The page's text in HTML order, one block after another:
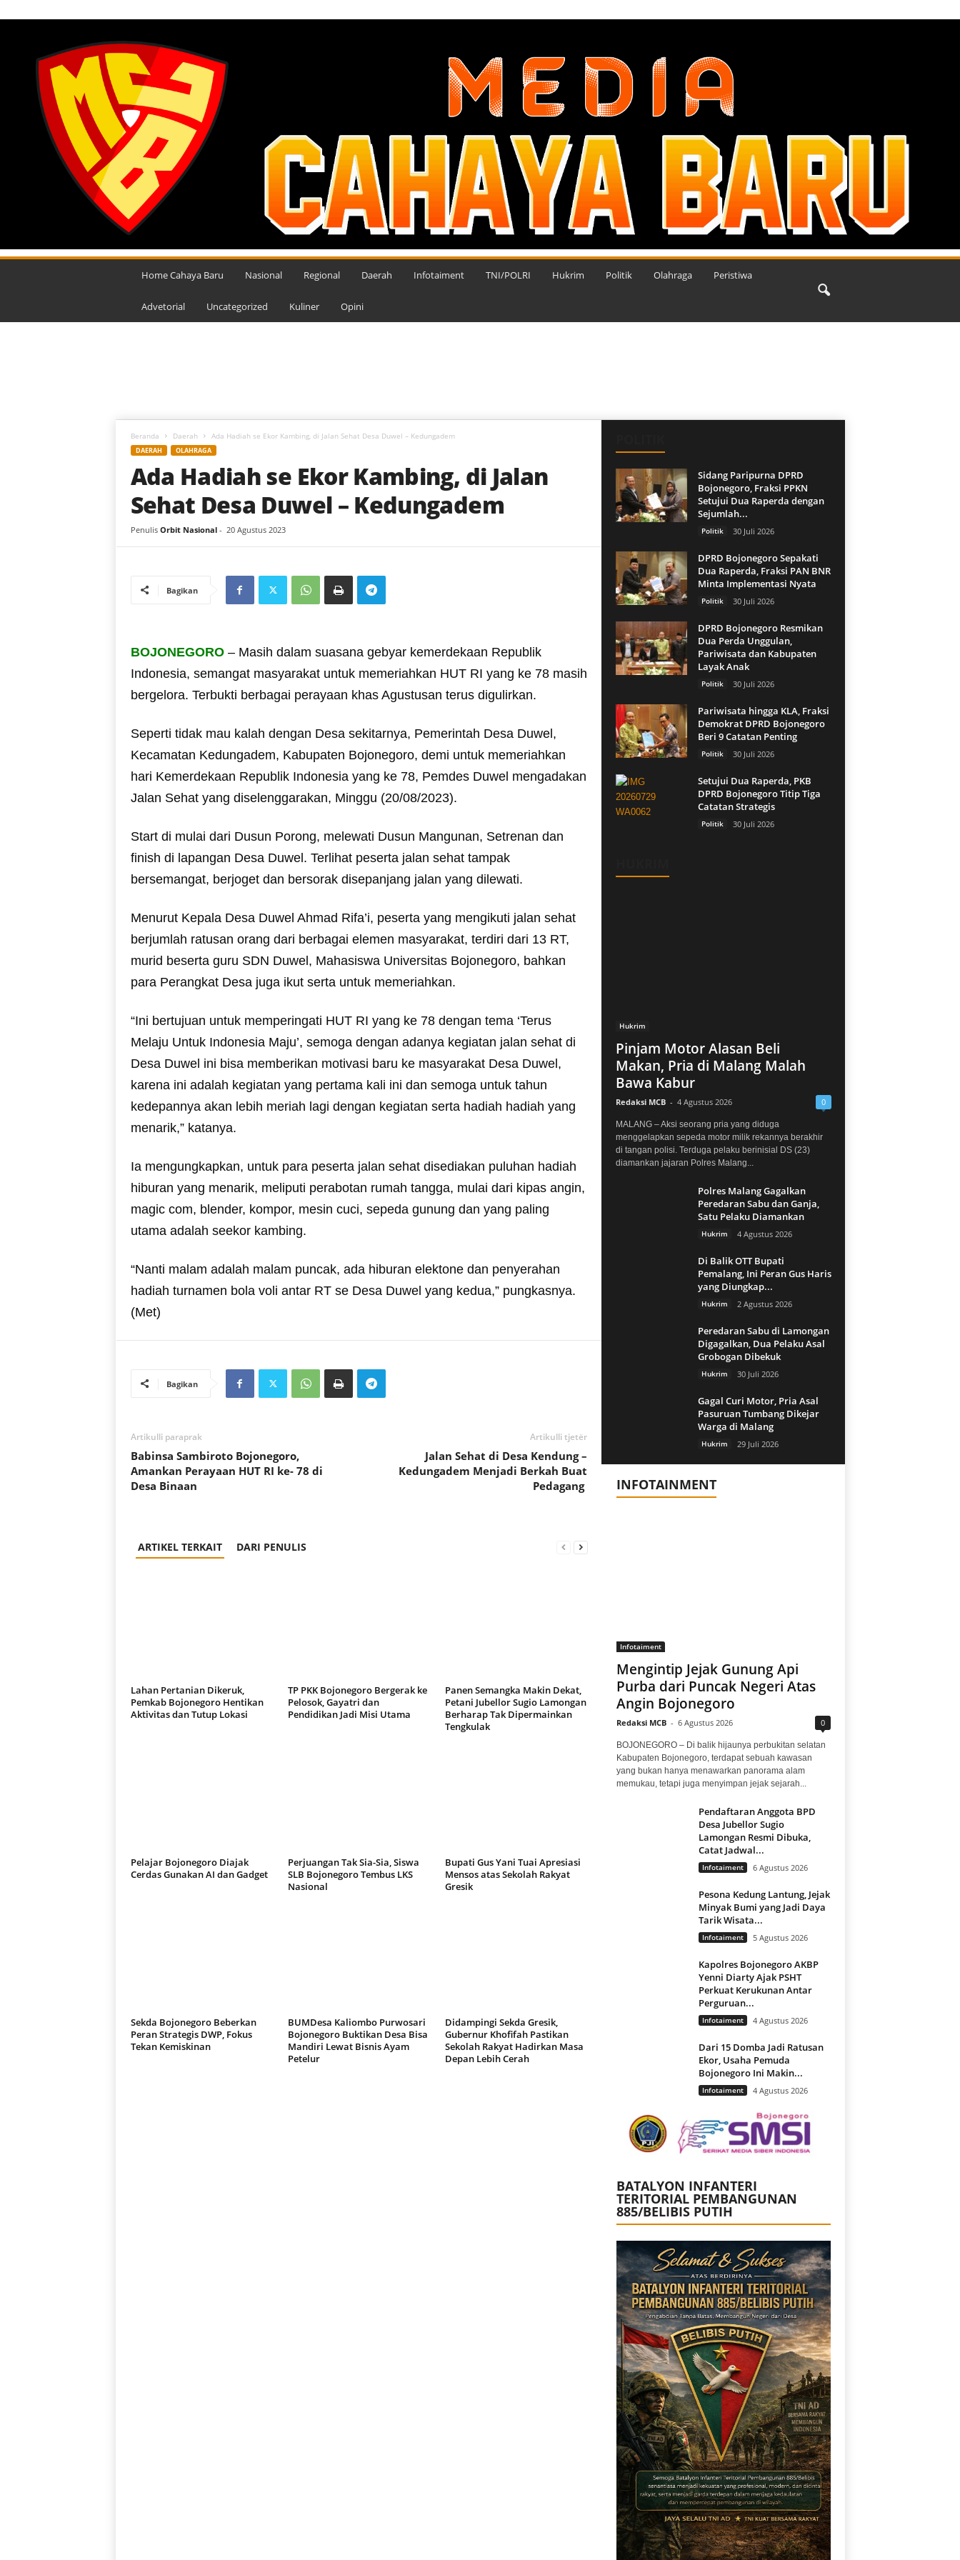
M
Home Cahaya Baru Nasional Regional Daerah Infotaiment TNI/POLRI Hukrim Politik Olahraga Peristiwa
Advetorial Uncategorized Kuliner Opini
Beranda Daerah Ada Hadiah se Ekor Kambing, di Jalan Sehat Desa Duwel – Kedungadem
DAERAH OLAHRAGA
Ada Hadiah se Ekor Kambing, di Jalan
Sehat Desa Duwel – Kedungadem
Penulis Orbit Nasional- 20 Agustus 2023
Bagikan
BOJONEGORO– Masih dalam suasana gebyar kemerdekaan Republik
Indonesia, semangat masyarakat untuk memeriahkan HUT RI yang ke 78 masih
bergelora. Terbukti berbagai perayaan khas Agustusan terus digulirkan.
Seperti tidak mau kalah dengan Desa sekitarnya, Pemerintah Desa Duwel,
Kecamatan Kedungadem, Kabupaten Bojonegoro, demi untuk memeriahkan
hari Kemerdekaan Republik Indonesia yang ke 78, Pemdes Duwel mengadakan
Jalan Sehat yang diselenggarakan, Minggu (20/08/2023).
Start di mulai dari Dusun Porong, melewati Dusun Mangunan, Setrenan dan
finish di lapangan Desa Duwel. Terlihat peserta jalan sehat tampak
bersemangat, berjoget dan bersorak disepanjang jalan yang dilewati.
Menurut Kepala Desa Duwel Ahmad Rifa’i, peserta yang mengikuti jalan sehat
berjumlah ratusan orang dari berbagai elemen masyarakat, terdiri dari 13 RT,
murid beserta guru SDN Duwel, Mahasiswa Universitas Bojonegoro, bahkan
para Perangkat Desa juga ikut serta untuk memeriahkan.
“Ini bertujuan untuk memperingati HUT RI yang ke 78 dengan tema ‘Terus
Melaju Untuk Indonesia Maju’, semoga dengan adanya kegiatan jalan sehat di
Desa Duwel ini bisa memberikan motivasi baru ke masyarakat Desa Duwel,
karena ini adalah kegiatan yang pertama kali ini dan semoga untuk tahun
kedepannya akan lebih meriah lagi dengan kegiatan serta hadiah hadiah yang
menarik,” katanya.
Ia mengungkapkan, untuk para peserta jalan sehat disediakan puluhan hadiah
hiburan yang menarik, meliputi perabotan rumah tangga, mulai dari kipas angin,
magic com, blender, kompor, mesin cuci, sepeda gunung dan yang paling
utama adalah seekor kambing.
“Nanti malam adalah malam puncak, ada hiburan elektone dan penyerahan
hadiah turnamen bola voli antar RT se Desa Duwel yang kedua,” pungkasnya.
(Met)
Bagikan
Artikulli paraprak
Babinsa Sambiroto Bojonegoro,
Amankan Perayaan HUT RI ke- 78 di
Desa Binaan
Artikulli tjetër
Jalan Sehat di Desa Kendung –
Kedungadem Menjadi Berkah Buat
Pedagang
ARTIKEL TERKAIT DARI PENULIS
Lahan Pertanian Dikeruk,
Pemkab Bojonegoro Hentikan
Aktivitas dan Tutup Lokasi
TP PKK Bojonegoro Bergerak ke
Pelosok, Gayatri dan
Pendidikan Jadi Misi Utama
Panen Semangka Makin Dekat,
Petani Jubellor Sugio Lamongan
Berharap Tak Dipermainkan
Tengkulak
Pelajar Bojonegoro Diajak
Cerdas Gunakan AI dan Gadget
Perjuangan Tak Sia-Sia, Siswa
SLB Bojonegoro Tembus LKS
Nasional
Bupati Gus Yani Tuai Apresiasi
Mensos atas Sekolah Rakyat
Gresik
Sekda Bojonegoro Beberkan
Peran Strategis DWP, Fokus
Tekan Kemiskinan
BUMDesa Kaliombo Purwosari
Bojonegoro Buktikan Desa Bisa
Mandiri Lewat Bisnis Ayam
Petelur
Didampingi Sekda Gresik,
Gubernur Khofifah Pastikan
Sekolah Rakyat Hadirkan Masa
Depan Lebih Cerah
Sidang Paripurna DPRD
Bojonegoro, Fraksi PPKN
Setujui Dua Raperda dengan
Sejumlah...
Politik 30 Juli 2026
DPRD Bojonegoro Sepakati
Dua Raperda, Fraksi PAN BNR
Minta Implementasi Nyata
Politik 30 Juli 2026
DPRD Bojonegoro Resmikan
Dua Perda Unggulan,
Pariwisata dan Kabupaten
Layak Anak
Politik 30 Juli 2026
Pariwisata hingga KLA, Fraksi
Demokrat DPRD Bojonegoro
Beri 9 Catatan Penting
Politik 30 Juli 2026
Setujui Dua Raperda, PKB
DPRD Bojonegoro Titip Tiga
Catatan Strategis
Politik 30 Juli 2026
Hukrim
Pinjam Motor Alasan Beli
Makan, Pria di Malang Malah
Bawa Kabur
Redaksi MCB - 4 Agustus 2026 0
MALANG – Aksi seorang pria yang diduga
menggelapkan sepeda motor milik rekannya berakhir
di tangan polisi. Terduga pelaku berinisial DS (23)
diamankan jajaran Polres Malang...
Polres Malang Gagalkan
Peredaran Sabu dan Ganja,
Satu Pelaku Diamankan
Hukrim 4 Agustus 2026
Di Balik OTT Bupati
Pemalang, Ini Peran Gus Haris
yang Diungkap...
Hukrim 2 Agustus 2026
Peredaran Sabu di Lamongan
Digagalkan, Dua Pelaku Asal
Grobogan Dibekuk
Hukrim 30 Juli 2026
Gagal Curi Motor, Pria Asal
Pasuruan Tumbang Dikejar
Warga di Malang
Hukrim 29 Juli 2026
INFOTAINMENT
Infotaiment
Mengintip Jejak Gunung Api
Purba dari Puncak Negeri Atas
Angin Bojonegoro
Redaksi MCB - 6 Agustus 2026 0
BOJONEGORO – Di balik hijaunya perbukitan selatan
Kabupaten Bojonegoro, terdapat sebuah kawasan
yang bukan hanya menawarkan panorama alam
memukau, tetapi juga menyimpan jejak sejarah...
Pendaftaran Anggota BPD
Desa Jubellor Sugio
Lamongan Resmi Dibuka,
Catat Jadwal...
Infotaiment 6 Agustus 2026
Pesona Kedung Lantung, Jejak
Minyak Bumi yang Jadi Daya
Tarik Wisata...
Infotaiment 5 Agustus 2026
Kapolres Bojonegoro AKBP
Yenni Diarty Ajak PSHT
Perkuat Kerukunan Antar
Perguruan...
Infotaiment 4 Agustus 2026
Dari 15 Domba Jadi Ratusan
Ekor, Usaha Pemuda
Bojonegoro Ini Makin...
Infotaiment 4 Agustus 2026
BATALYON INFANTERI
TERITORIAL PEMBANGUNAN
885/BELIBIS PUTIH